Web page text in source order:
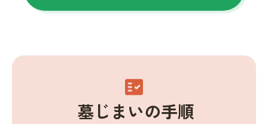
fact_check
墓じまいの手順